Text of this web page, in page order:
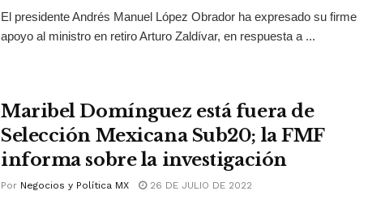
El presidente Andrés Manuel López Obrador ha expresado su firme
apoyo al ministro en retiro Arturo Zaldívar, en respuesta a ...
Maribel Domínguez está fuera de
Selección Mexicana Sub20; la FMF
informa sobre la investigación
Por Negocios y Política MX 26 DE JULIO DE 2022